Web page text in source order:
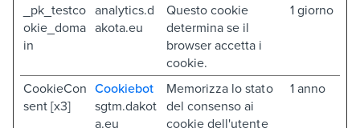
_pk_testco
okie_doma
in
analytics.d
akota.eu
Questo cookie
determina se il
browser accetta i
cookie.
1 giorno
CookieCon
sent [x3]
Cookiebot
sgtm.dakot
a.eu
Memorizza lo stato
del consenso ai
cookie dell'utente
1 anno